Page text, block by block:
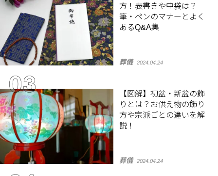
方！表書きや中袋は？
筆・ペンのマナーとよく
あるQ&A集
葬儀 2024.04.24
【図解】初盆・新盆の飾
りとは？お供え物の飾り
方や宗派ごとの違いを解
説！
葬儀 2024.04.24